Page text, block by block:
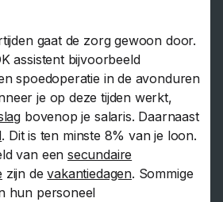
gaat de zorg gewoon door.
assistent bijvoorbeeld
spoedoperatie in de avonduren
je op deze tijden werkt,
bovenop je salaris. Daarnaast
. Dit is ten minste 8% van je loon.
van een secundaire
zijn devakantiedagen. Sommige
hun personeel